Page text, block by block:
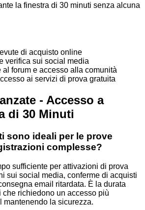
la finestra di 30 minuti senza alcuna
di acquisto online
verifica sui social media
al forum e accesso alla comunità
ai servizi di prova gratuita
- Accesso a
di 30 Minuti
sono ideali per le prove
complesse?
sufficiente per attivazioni di prova
sui social media, conferme di acquisti
email ritardata. È la durata
che richiedono un accesso più
mantenendo la sicurezza.